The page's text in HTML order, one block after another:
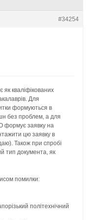
#34254
кваліфікованих
Для
формуються в
без проблем, а для
формує заявку на
цю заявку в
Також при спробі
тип документа, як
помилки:
політехнічний